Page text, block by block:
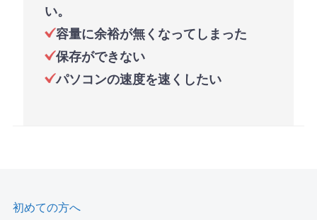
い。
容量に余裕が無くなってしまった
保存ができない
パソコンの速度を速くしたい
初めての方へ